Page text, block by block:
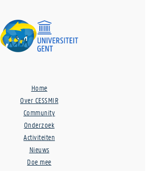
Home
Over CESSMIR
Community
Onderzoek
Activiteiten
Nieuws
Doe mee